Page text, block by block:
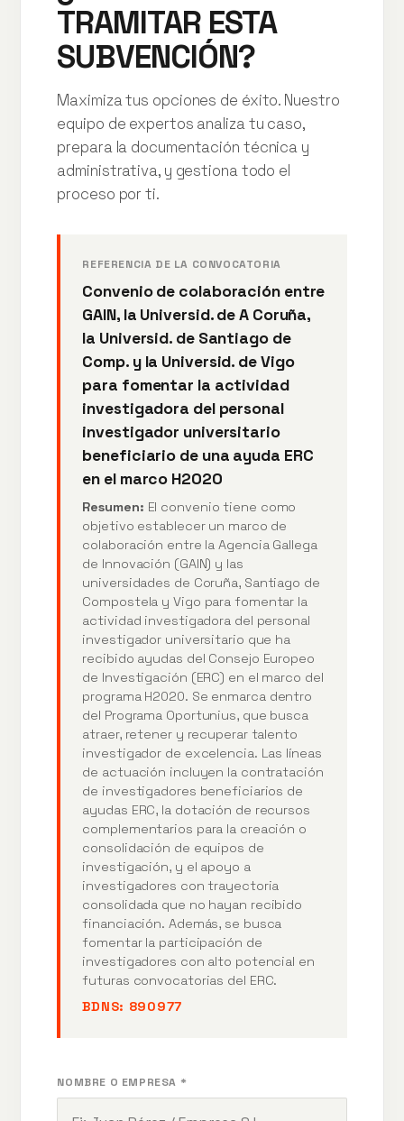
TRAMITAR ESTA
SUBVENCIÓN?
Maximiza tus opciones de éxito. Nuestro
equipo de expertos analiza tu caso,
prepara la documentación técnica y
administrativa, y gestiona todo el
proceso por ti.
REFERENCIA DE LA CONVOCATORIA
Convenio de colaboración entre
GAIN, la Universid. de A Coruña,
la Universid. de Santiago de
Comp. y la Universid. de Vigo
para fomentar la actividad
investigadora del personal
investigador universitario
beneficiario de una ayuda ERC
en el marco H2020
Resumen: El convenio tiene como
objetivo establecer un marco de
colaboración entre la Agencia Gallega
de Innovación (GAIN) y las
universidades de Coruña, Santiago de
Compostela y Vigo para fomentar la
actividad investigadora del personal
investigador universitario que ha
recibido ayudas del Consejo Europeo
de Investigación (ERC) en el marco del
programa H2020. Se enmarca dentro
del Programa Oportunius, que busca
atraer, retener y recuperar talento
investigador de excelencia. Las líneas
de actuación incluyen la contratación
de investigadores beneficiarios de
ayudas ERC, la dotación de recursos
complementarios para la creación o
consolidación de equipos de
investigación, y el apoyo a
investigadores con trayectoria
consolidada que no hayan recibido
financiación. Además, se busca
fomentar la participación de
investigadores con alto potencial en
futuras convocatorias del ERC.
BDNS: 890977
NOMBRE O EMPRESA *